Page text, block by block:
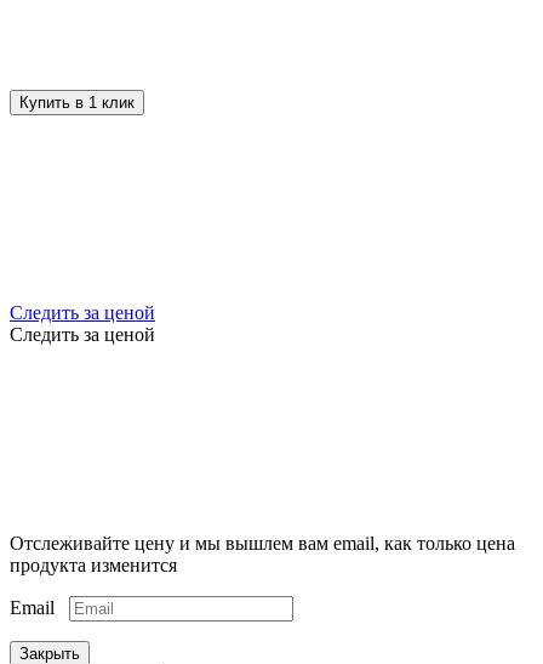
Купить в 1 клик
Следить за ценой
Следить за ценой
Отслеживайте цену и мы вышлем вам email, как только цена
продукта изменится
Email
Закрыть